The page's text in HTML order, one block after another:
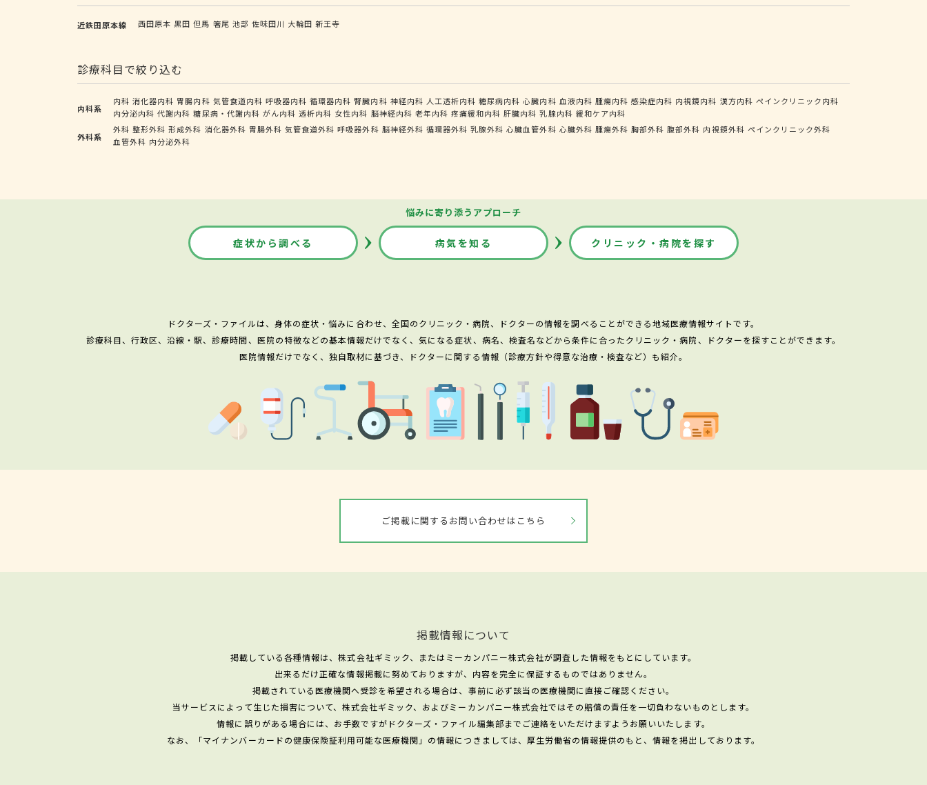
近鉄田原本線 西田原本 黒田 但馬 箸尾 池部 佐味田川 大輪田 新王寺
診療科目で絞り込む
内科系
内科 消化器内科 胃腸内科 気管食道内科 呼吸器内科 循環器内科 腎臓内科 神経内科 人工透析内科 糖尿病内科 心臓内科 血液内科 腫瘍内科 感染症内科 内視鏡内科 漢方内科 ペインクリニック内科
内分泌内科 代謝内科 糖尿病・代謝内科 がん内科 透析内科 女性内科 脳神経内科 老年内科 疼痛緩和内科 肝臓内科 乳腺内科 緩和ケア内科
外科系
外科 整形外科 形成外科 消化器外科 胃腸外科 気管食道外科 呼吸器外科 脳神経外科 循環器外科 乳腺外科 心臓血管外科 心臓外科 腫瘍外科 胸部外科 腹部外科 内視鏡外科 ペインクリニック外科
血管外科 内分泌外科
悩みに寄り添うアプローチ
症状から調べる 病気を知る クリニック・病院を探す
ドクターズ・ファイルは、身体の症状・悩みに合わせ、全国のクリニック・病院、ドクターの情報を調べることができる地域医療情報サイトです。
診療科目、行政区、沿線・駅、診療時間、医院の特徴などの基本情報だけでなく、気になる症状、病名、検査名などから条件に合ったクリニック・病院、ドクターを探すことができます。
医院情報だけでなく、独自取材に基づき、ドクターに関する情報（診療方針や得意な治療・検査など）も紹介。
ご掲載に関するお問い合わせはこちら
掲載情報について
掲載している各種情報は、株式会社ギミック、またはミーカンパニー株式会社が調査した情報をもとにしています。
出来るだけ正確な情報掲載に努めておりますが、内容を完全に保証するものではありません。
掲載されている医療機関へ受診を希望される場合は、事前に必ず該当の医療機関に直接ご確認ください。
当サービスによって生じた損害について、株式会社ギミック、およびミーカンパニー株式会社ではその賠償の責任を一切負わないものとします。
情報に誤りがある場合には、お手数ですがドクターズ・ファイル編集部までご連絡をいただけますようお願いいたします。
なお、「マイナンバーカードの健康保険証利用可能な医療機関」の情報につきましては、厚生労働省の情報提供のもと、情報を掲出しております。